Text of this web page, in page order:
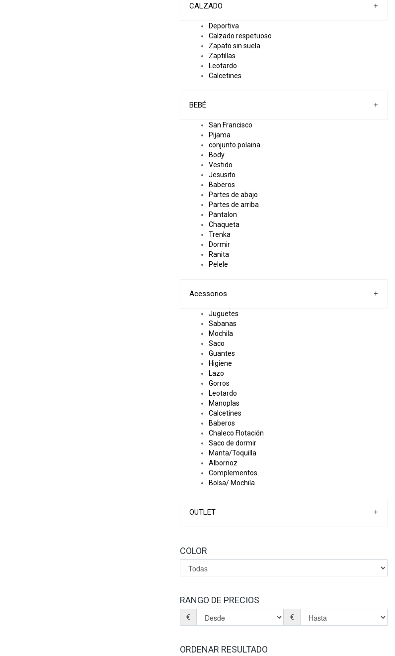
CALZADO +
Deportiva
Calzado respetuoso
Zapato sin suela
Zaptillas
Leotardo
Calcetines
BEBÉ +
San Francisco
Pijama
conjunto polaina
Body
Vestido
Jesusito
Baberos
Partes de abajo
Partes de arriba
Pantalon
Chaqueta
Trenka
Dormir
Ranita
Pelele
Acessorios +
Juguetes
Sabanas
Mochila
Saco
Guantes
Higiene
Lazo
Gorros
Leotardo
Manoplas
Calcetines
Baberos
Chaleco Flotación
Saco de dormir
Manta/Toquilla
Albornoz
Complementos
Bolsa/ Mochila
OUTLET +
COLOR
RANGO DE PRECIOS
€ €
ORDENAR RESULTADO